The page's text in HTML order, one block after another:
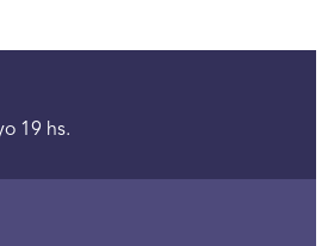
19 hs.